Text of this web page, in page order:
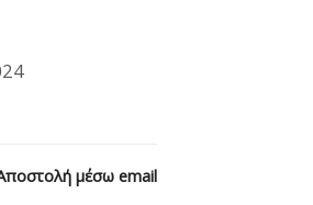
μέσω email